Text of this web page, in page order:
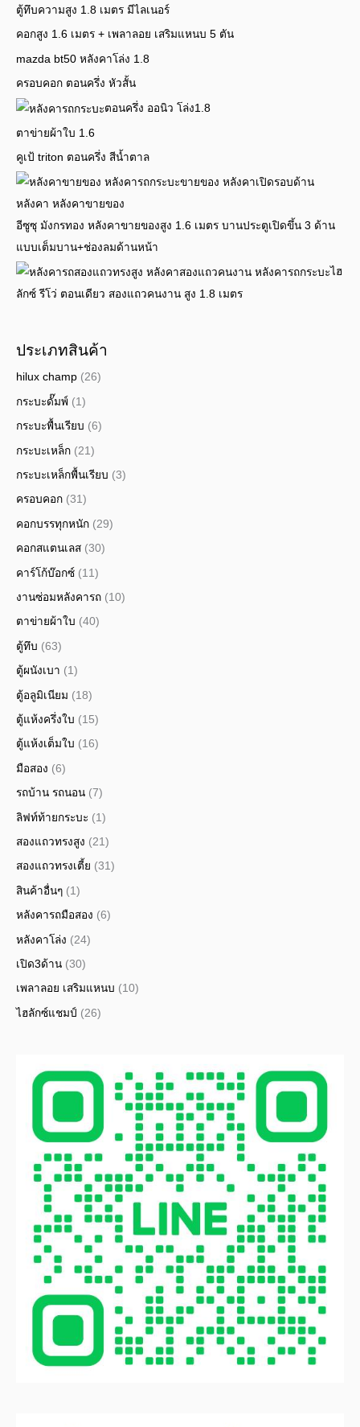
ตู้ทึบความสูง 1.8 เมตร มีไลเนอร์
คอกสูง 1.6 เมตร + เพลาลอย เสริมแหนบ 5 ตัน
mazda bt50 หลังคาโล่ง 1.8
ครอบคอก ตอนครึ่ง หัวสั้น
ตอนครึ่ง ออนิว โล่ง1.8
ตาข่ายผ้าใบ 1.6
คูเป้ triton ตอนครึ่ง สีน้ำตาล
อีซูซุ มังกรทอง หลังคาขายของสูง 1.6 เมตร บานประตูเปิดขึ้น 3 ด้าน
แบบเต็มบาน+ช่องลมด้านหน้า
ไฮ
ลักซ์ รีโว่ ตอนเดียว สองแถวคนงาน สูง 1.8 เมตร
ประเภทสินค้า
hilux champ (26)
กระบะดั๊มพ์ (1)
กระบะพื้นเรียบ (6)
กระบะเหล็ก (21)
กระบะเหล็กพื้นเรียบ (3)
ครอบคอก (31)
คอกบรรทุกหนัก (29)
คอกสแตนเลส (30)
คาร์โก้บ๊อกซ์ (11)
งานซ่อมหลังคารถ (10)
ตาข่ายผ้าใบ (40)
ตู้ทึบ (63)
ตู้ผนังเบา (1)
ตู้อลูมิเนียม (18)
ตู้แห้งครึ่งใบ (15)
ตู้แห้งเต็มใบ (16)
มือสอง (6)
รถบ้าน รถนอน (7)
ลิฟท์ท้ายกระบะ (1)
สองแถวทรงสูง (21)
สองแถวทรงเตี้ย (31)
สินค้าอื่นๆ (1)
หลังคารถมือสอง (6)
หลังคาโล่ง (24)
เปิด3ด้าน (30)
เพลาลอย เสริมแหนบ (10)
ไฮลักซ์แชมป์ (26)